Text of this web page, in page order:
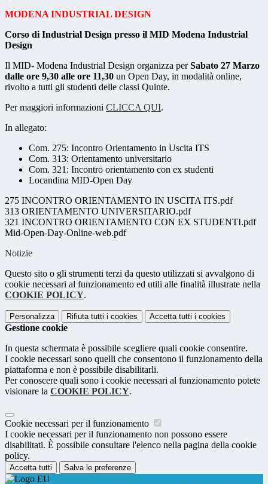
MODENA INDUSTRIAL DESIGN
Corso di Industrial Design presso il MID Modena Industrial
Design
Il MID- Modena Industrial Design organizza perSabato 27 Marzo
dalle ore 9,30 alle ore 11,30 un Open Day, in modalità online,
rivolto a tutti gli studenti delle classi Quinte.
Per maggiori informazioni CLICCA QUI.
In allegato:
Com. 275: Incontro Orientamento in Uscita ITS
Com. 313: Orientamento universitario
Com. 321: Incontro orientamento con ex studenti
Locandina MID-Open Day
275 INCONTRO ORIENTAMENTO IN USCITA ITS.pdf
313 ORIENTAMENTO UNIVERSITARIO.pdf
321 INCONTRO ORIENTAMENTO CON EX STUDENTI.pdf
Mid-Open-Day-Online-web.pdf
Notizie
Questo sito o gli strumenti terzi da questo utilizzati si avvalgono di
cookie necessari al funzionamento ed utili alle finalità illustrate nella
COOKIE POLICY.
Personalizza Rifiuta tutti i cookies Accetta tutti i cookies
Gestione cookie
In questa schermata è possibile scegliere quali cookie consentire.
I cookie necessari sono quelli che consentono il funzionamento della
piattaforma e non è possibile disabilitarli.
Per conoscere quali sono i cookie necessari al funzionamento potete
visionare la COOKIE POLICY.
Cookie necessari per il funzionamento
I cookie necessari per il funzionamento non possono essere
disabilitati. È possibile consultare l'elenco nella pagina della cookie
policy.
Accetta tutti Salva le preferenze